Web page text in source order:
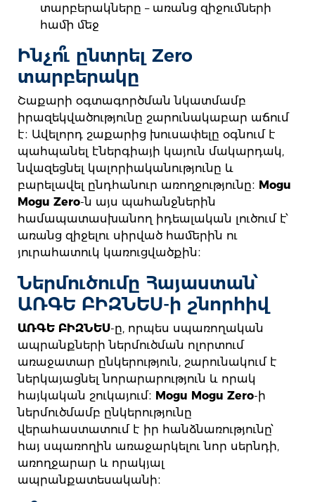
տարբերակները – առանց զիջումների
համի մեջ
Ինչո՞ւ ընտրել Zero
տարբերակը
Շաքարի օգտագործման նկատմամբ
իրազեկվածությունը շարունակաբար աճում
է։ Ավելորդ շաքարից խուսափելը օգնում է
պահպանել էներգիայի կայուն մակարդակ,
նվազեցնել կալորիականությունը և
բարելավել ընդհանուր առողջությունը։ Mogu
Mogu Zero-ն այս պահանջներին
համապատասխանող իդեալական լուծում է՝
առանց զիջելու սիրված համերին ու
յուրահատուկ կառուցվածքին։
Ներմուծումը Հայաստան՝
ԱՌԳԵ ԲԻԶՆԵՍ-ի շնորհիվ
ԱՌԳԵ ԲԻԶՆԵՍ-ը, որպես սպառողական
ապրանքների ներմուծման ոլորտում
առաջատար ընկերություն, շարունակում է
ներկայացնել նորարարություն և որակ
հայկական շուկայում։ Mogu Mogu Zero-ի
ներմուծմամբ ընկերությունը
վերահաստատում է իր հանձնառությունը՝
հայ սպառողին առաջարկելու նոր սերնդի,
առողջարար և որակյալ
ապրանքատեսականի։